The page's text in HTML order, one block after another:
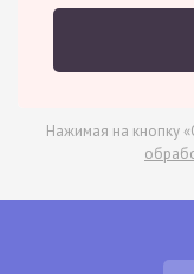
Нажимая на кнопку